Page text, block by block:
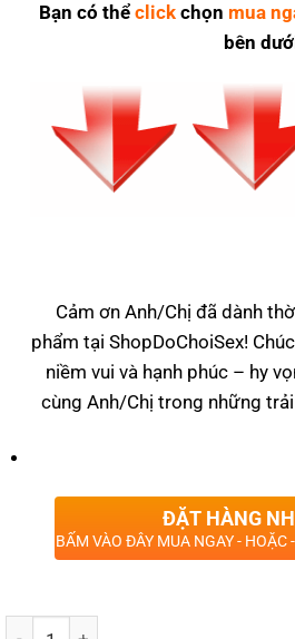
Bạn có thểclick chọn mua
bên
Cảm ơn Anh/Chị đã dành
phẩm tại ShopDoChoiSex!
niềm vui và hạnh phúc – hy
cùng Anh/Chị trong những
ĐẶT HÀNG
BẤM VÀO ĐÂY MUA NGAY - HOẶC